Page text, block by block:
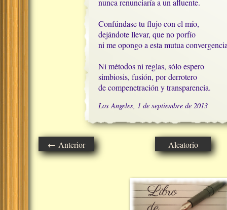
nunca renunciaría a un afluente.
Confúndase tu flujo con el mío,
dejándote llevar, que no porfío
ni me opongo a esta mutua
Ni métodos ni reglas, sólo espero
simbiosis, fusión, por derrotero
de compenetración y transparencia.
Los Angeles, 1 de septiembre de 2013
← Anterior Aleatorio